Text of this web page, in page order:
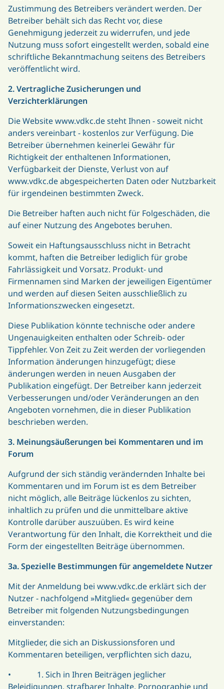
Zustimmung des Betreibers verändert werden. Der
Betreiber behält sich das Recht vor, diese
Genehmigung jederzeit zu widerrufen, und jede
Nutzung muss sofort eingestellt werden, sobald eine
schriftliche Bekanntmachung seitens des Betreibers
veröffentlicht wird.
2. Vertragliche Zusicherungen und
Verzichterklärungen
Die Website www.vdkc.de steht Ihnen - soweit nicht
anders vereinbart - kostenlos zur Verfügung. Die
Betreiber übernehmen keinerlei Gewähr für
Richtigkeit der enthaltenen Informationen,
Verfügbarkeit der Dienste, Verlust von auf
www.vdkc.de abgespeicherten Daten oder Nutzbarkeit
für irgendeinen bestimmten Zweck.
Die Betreiber haften auch nicht für Folgeschäden, die
auf einer Nutzung des Angebotes beruhen.
Soweit ein Haftungsausschluss nicht in Betracht
kommt, haften die Betreiber lediglich für grobe
Fahrlässigkeit und Vorsatz. Produkt- und
Firmennamen sind Marken der jeweiligen Eigentümer
und werden auf diesen Seiten ausschließlich zu
Informationszwecken eingesetzt.
Diese Publikation könnte technische oder andere
Ungenauigkeiten enthalten oder Schreib- oder
Tippfehler. Von Zeit zu Zeit werden der vorliegenden
Information änderungen hinzugefügt; diese
änderungen werden in neuen Ausgaben der
Publikation eingefügt. Der Betreiber kann jederzeit
Verbesserungen und/oder Veränderungen an den
Angeboten vornehmen, die in dieser Publikation
beschrieben werden.
3. Meinungsäußerungen bei Kommentaren und im
Forum
Aufgrund der sich ständig verändernden Inhalte bei
Kommentaren und im Forum ist es dem Betreiber
nicht möglich, alle Beiträge lückenlos zu sichten,
inhaltlich zu prüfen und die unmittelbare aktive
Kontrolle darüber auszuüben. Es wird keine
Verantwortung für den Inhalt, die Korrektheit und die
Form der eingestellten Beiträge übernommen.
3a. Spezielle Bestimmungen für angemeldete Nutzer
Mit der Anmeldung bei www.vdkc.de erklärt sich der
Nutzer - nachfolgend »Mitglied« gegenüber dem
Betreiber mit folgenden Nutzungsbedingungen
einverstanden:
Mitglieder, die sich an Diskussionsforen und
Kommentaren beteiligen, verpflichten sich dazu,
• 1. Sich in Ihren Beiträgen jeglicher
Beleidigungen, strafbarer Inhalte, Pornographie und